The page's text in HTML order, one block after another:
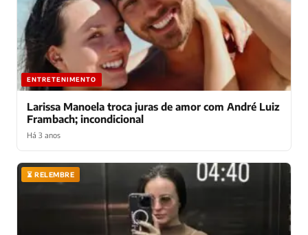
ENTRETENIMENTO
Larissa Manoela troca juras de amor com André Luiz
Frambach; incondicional
Há 3 anos
⏳ RELEMBRE